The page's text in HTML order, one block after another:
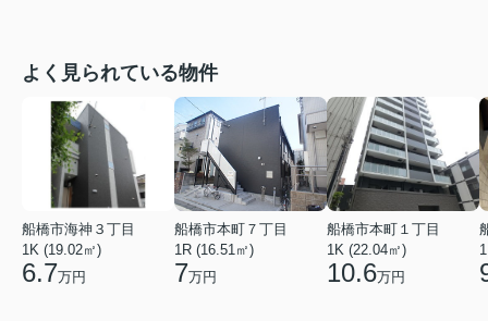
よく見られている物件
船橋市海神３丁目
1K (19.02㎡)
6.7万円
船橋市本町７丁目
1R (16.51㎡)
7万円
船橋市本町１丁目
1K (22.04㎡)
10.6万円